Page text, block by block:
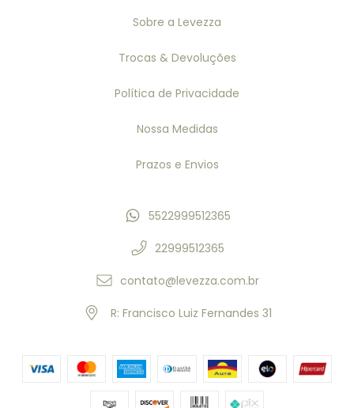
Sobre a Levezza
Trocas & Devoluções
Política de Privacidade
Nossa Medidas
Prazos e Envios
5522999512365
22999512365
contato@levezza.com.br
R: Francisco Luiz Fernandes 31